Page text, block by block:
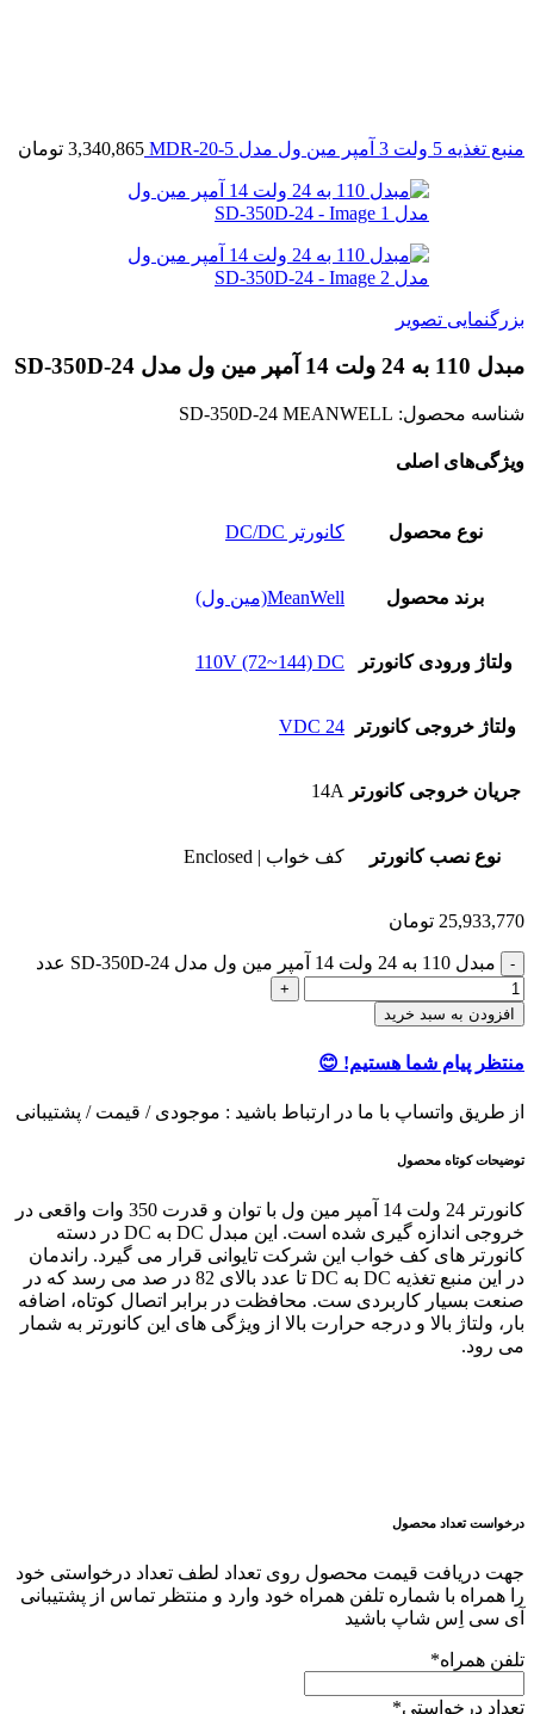
منبع تغذیه 5 ولت 3 آمپر مین ول مدل MDR-20-5 3,340,865 تومان
بزرگنمایی تصویر
مبدل 110 به 24 ولت 14 آمپر مین ول مدل SD-350D-24
شناسه محصول: SD-350D-24 MEANWELL
ویژگی‌های اصلی
نوع محصول کانورتر DC/DC
برند محصول MeanWell(مین ول)
ولتاژ ورودی کانورتر 110V (72~144) DC
ولتاژ خروجی کانورتر 24 VDC
جریان خروجی کانورتر 14A
نوع نصب کانورتر کف خواب | Enclosed
25,933,770 تومان
مبدل 110 به 24 ولت 14 آمپر مین ول مدل SD-350D-24 عدد
افزودن به سبد خرید
منتظر پیام شما هستیم! 😊
از طریق واتساپ با ما در ارتباط باشید : موجودی / قیمت / پشتیبانی
توضیحات کوتاه محصول
کانورتر 24 ولت 14 آمپر مین ول با توان و قدرت 350 وات واقعی در
خروجی اندازه گیری شده است. این مبدل DC به DC در دسته
کانورتر های کف خواب این شرکت تایوانی قرار می گیرد. راندمان
در این منبع تغذیه DC به DC تا عدد بالای 82 در صد می رسد که در
صنعت بسیار کاربردی ست. محافظت در برابر اتصال کوتاه، اضافه
بار، ولتاژ بالا و درجه حرارت بالا از ویژگی های این کانورتر به شمار
می رود.
درخواست تعداد محصول
جهت دریافت قیمت محصول روی تعداد لطف تعداد درخواستی خود
را همراه با شماره تلفن همراه خود وارد و منتظر تماس از پشتیبانی
آی سی اِس شاپ باشید
تلفن همراه*
تعداد درخواستی*